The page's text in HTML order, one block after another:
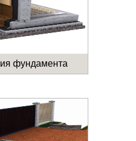
фундамента